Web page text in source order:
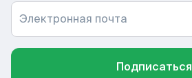
Электронная почта
Подписаться